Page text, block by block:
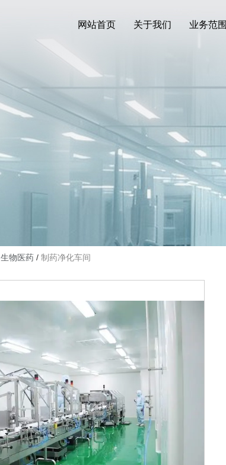
网站首页 关于我们 业务范围
生物医药 / 制药净化车间